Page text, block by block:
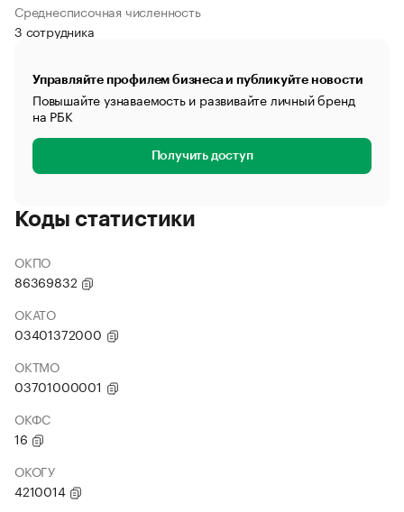
Среднесписочная численность
3 сотрудника
Управляйте профилем бизнеса и публикуйте новости
Повышайте узнаваемость и развивайте личный бренд
на РБК
Получить доступ
Коды статистики
ОКПО
86369832
ОКАТО
03401372000
ОКТМО
03701000001
ОКФС
16
ОКОГУ
4210014